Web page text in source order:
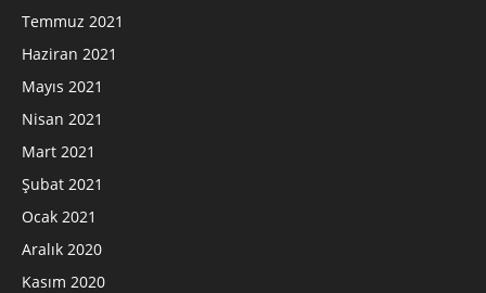
Temmuz 2021
Haziran 2021
Mayıs 2021
Nisan 2021
Mart 2021
Şubat 2021
Ocak 2021
Aralık 2020
Kasım 2020